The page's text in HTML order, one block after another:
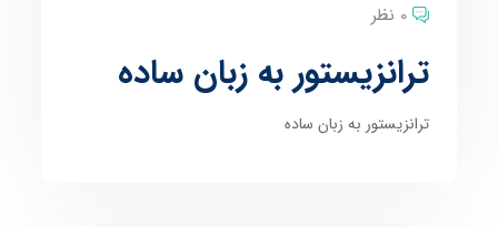
0 نظر
ترانزیستور به زبان ساده
ترانزیستور به زبان ساده